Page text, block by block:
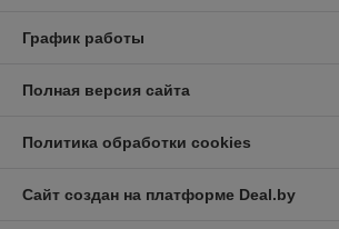
График работы
Полная версия сайта
Политика обработки cookies
Сайт создан на платформе Deal.by